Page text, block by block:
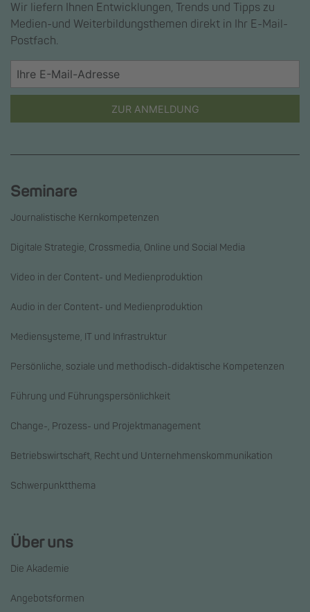
Wir liefern Ihnen Entwicklungen, Trends und Tipps zu
Medien-und Weiterbildungsthemen direkt in Ihr E-Mail-
Postfach.
ZUR ANMELDUNG
Seminare
Journalistische Kernkompetenzen
Digitale Strategie, Crossmedia, Online und Social Media
Video in der Content- und Medienproduktion
Audio in der Content- und Medienproduktion
Mediensysteme, IT und Infrastruktur
Persönliche, soziale und methodisch-didaktische Kompetenzen
Führung und Führungspersönlichkeit
Change-, Prozess- und Projektmanagement
Betriebswirtschaft, Recht und Unternehmenskommunikation
Schwerpunktthema
Über uns
Die Akademie
Angebotsformen